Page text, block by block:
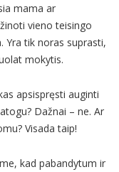
mama ar
vieno teisingo
Yra tik noras suprasti,
mokytis.
apsispręsti auginti
Dažnai – ne. Ar
Visada taip!
kad pabandytum ir